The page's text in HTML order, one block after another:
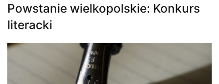
Powstanie wielkopolskie: Konkurs
literacki